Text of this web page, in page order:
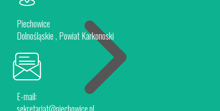
Oferta Inwestycyjna
Piechowice
Dolnośląskie , Powiat Karkonoski
E-mail: